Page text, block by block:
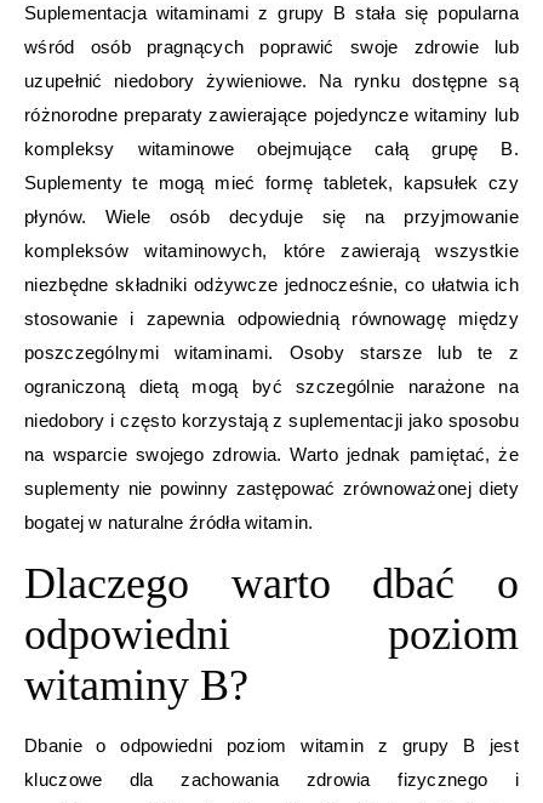
Suplementacja witaminami z grupy B stała się popularna
wśród osób pragnących poprawić swoje zdrowie lub
uzupełnić niedobory żywieniowe. Na rynku dostępne są
różnorodne preparaty zawierające pojedyncze witaminy lub
kompleksy witaminowe obejmujące całą grupę B.
Suplementy te mogą mieć formę tabletek, kapsułek czy
płynów. Wiele osób decyduje się na przyjmowanie
kompleksów witaminowych, które zawierają wszystkie
niezbędne składniki odżywcze jednocześnie, co ułatwia ich
stosowanie i zapewnia odpowiednią równowagę między
poszczególnymi witaminami. Osoby starsze lub te z
ograniczoną dietą mogą być szczególnie narażone na
niedobory i często korzystają z suplementacji jako sposobu
na wsparcie swojego zdrowia. Warto jednak pamiętać, że
suplementy nie powinny zastępować zrównoważonej diety
bogatej w naturalne źródła witamin.
Dlaczego warto dbać o
odpowiedni poziom
witaminy B?
Dbanie o odpowiedni poziom witamin z grupy B jest
kluczowe dla zachowania zdrowia fizycznego i